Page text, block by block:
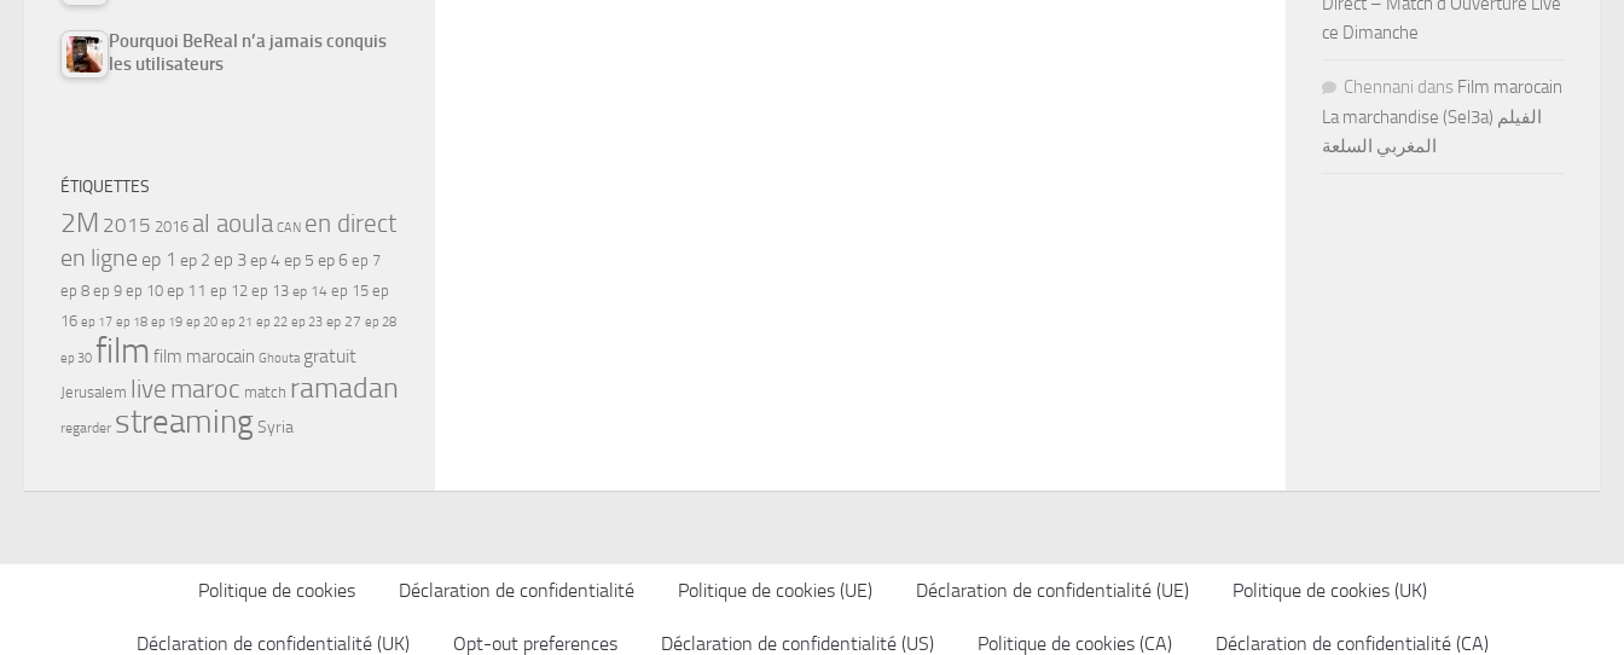
Pourquoi BeReal n’a jamais conquis
les utilisateurs
ÉTIQUETTES
2M 2015 2016 al aoula CAN en direct
en ligne ep 1 ep 2 ep 3ep 4ep 5 ep 6 ep 7
ep 8 ep 9 ep 10 ep 11 ep 12 ep 13 ep 14 ep 15 ep
16 ep 17 ep 18 ep 19 ep 20 ep 21 ep 22 ep 23 ep 27 ep 28
ep 30 film film marocain Ghouta gratuit
Jerusalem live maroc match ramadan
regarder streamingSyria
ce Dimanche
Chennani dans Film marocain
La marchandise (Sel3a) الفيلم
المغربي السلعة
Politique de cookies Déclaration de confidentialité Politique de cookies (UE) Déclaration de confidentialité (UE) Politique de cookies (UK)
Déclaration de confidentialité (UK) Opt-out preferences Déclaration de confidentialité (US) Politique de cookies (CA) Déclaration de confidentialité (CA)